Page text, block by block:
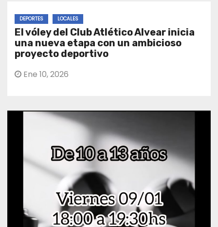
DEPORTES LOCALES
El vóley del Club Atlético Alvear inicia
una nueva etapa con un ambicioso
proyecto deportivo
Ene 10, 2026